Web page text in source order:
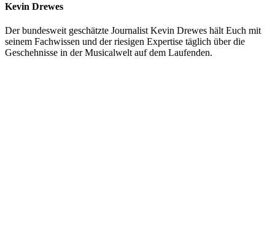
Kevin Drewes
Der bundesweit geschätzte Journalist Kevin Drewes hält Euch mit
seinem Fachwissen und der riesigen Expertise täglich über die
Geschehnisse in der Musicalwelt auf dem Laufenden.